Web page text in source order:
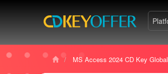
MS Access 2024 CD Key Global